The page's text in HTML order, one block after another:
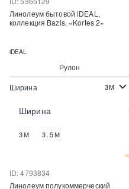
Рулон
Цена:
Линолеум бытовой iDEAL,
коллекция Bazis, «Kortes 2»
iDEAL
Ширина 3М
Ширина
3М 3.5М
ID: 4793834
Линолеум полукоммерческий